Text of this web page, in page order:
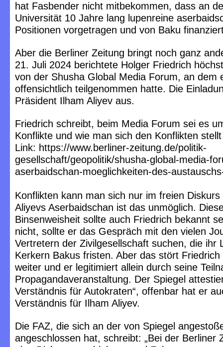
hat Fasbender nicht mitbekommen, dass an
Universität 10 Jahre lang lupenreine
Positionen vorgetragen und von Baku
Aber die Berliner Zeitung bringt noch ganz
21. Juli 2024 berichtete Holger Friedrich
von der Shusha Global Media Forum, an dem
offensichtlich teilgenommen hatte. Die
Präsident Ilham Aliyev aus.
Friedrich schreibt, beim Media Forum sei es
Konflikte und wie man sich den Konflikten
Link: https://www.berliner-zeitung.de/politik-
gesellschaft/geopolitik/shusha-global-media-
aserbaidschan-moeglichkeiten-des-
Konflikten kann man sich nur im freien
Aliyevs Aserbaidschan ist das unmöglich.
Binsenweisheit sollte auch Friedrich bekannt
nicht, sollte er das Gespräch mit den vielen
Vertretern der Zivilgesellschaft suchen, die ihr
Kerkern Bakus fristen. Aber das stört
weiter und er legitimiert allein durch seine
Propagandaveranstaltung. Der Spiegel
Verständnis für Autokraten“, offenbar hat er
Verständnis für Ilham Aliyev.
Die FAZ, die sich an der von Spiegel
angeschlossen hat, schreibt: „Bei der Berliner